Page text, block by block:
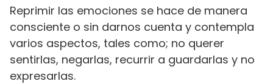
Reprimir las emociones se hace de manera
consciente o sin darnos cuenta y contempla
varios aspectos, tales como; no querer
sentirlas, negarlas, recurrir a guardarlas y no
expresarlas.